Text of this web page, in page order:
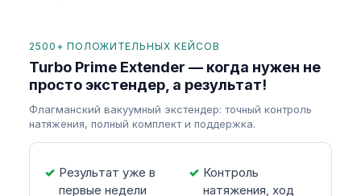
2500+ ПОЛОЖИТЕЛЬНЫХ КЕЙСОВ
Turbo Prime Extender — когда нужен не
просто экстендер, а результат!
Флагманский вакуумный экстендер: точный контроль
натяжения, полный комплект и поддержка.
Результат уже в
первые недели
Контроль
натяжения, ход